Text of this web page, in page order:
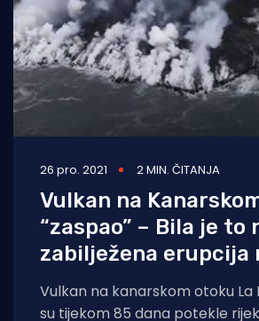
26 pro. 2021 2 MIN. ČITANJA
Vulkan na
“zaspao” – Bila je to
zabilježena erupcija
Vulkan na kanarskom otoku La
su tijekom 85 dana potekle